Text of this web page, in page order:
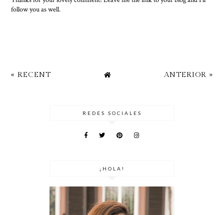
follow you as well.
« RECENT ANTERIOR »
REDES SOCIALES
¡HOLA!